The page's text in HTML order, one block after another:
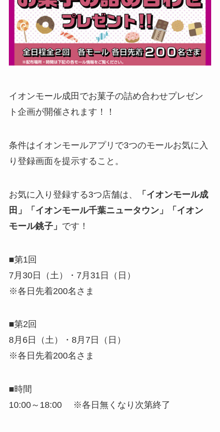
イオンモール成田でお菓子の詰め合わせプレゼン
ト企画が開催されます！！
条件はイオンモールアプリで3つのモールお気に入
り登録画面を提示すること。
お気に入り登録する3つ店舗は、
「イオンモール成
田」「イオンモール千葉ニュータウン」「イオン
モール銚子」 です！
■第1回
7月30日（土）・7月31日（日）
※各日先着200名さま
■第2回
8月6日（土）・8月7日（日）
※各日先着200名さま
■時間
10:00～18:00 ※各日無くなり次第終了